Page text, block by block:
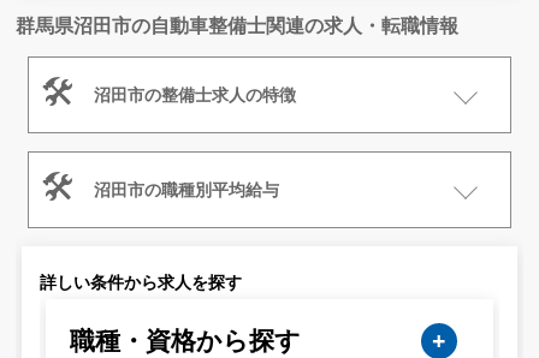
群馬県沼田市の自動車整備士関連の求人・転職情報
沼田市の整備士求人の特徴
沼田市の職種別平均給与
詳しい条件から求人を探す
職種・資格から探す